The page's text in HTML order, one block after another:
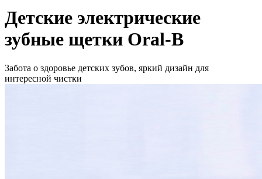
Детские электрические
зубные щетки Oral-B
Забота о здоровье детских зубов, яркий дизайн для
интересной чистки